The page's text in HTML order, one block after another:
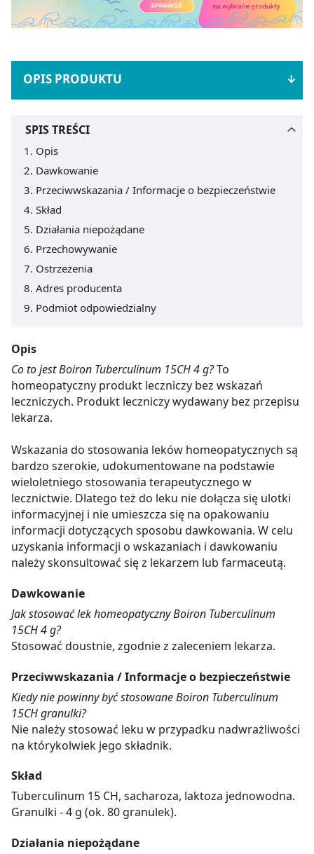
OPIS PRODUKTU
SPIS TREŚCI
Opis
Dawkowanie
Przeciwwskazania / Informacje o bezpieczeństwie
Skład
Działania niepożądane
Przechowywanie
Ostrzeżenia
Adres producenta
Podmiot odpowiedzialny
Opis
Co to jest Boiron Tuberculinum 15CH 4 g?To
homeopatyczny produkt leczniczy bez wskazań
leczniczych. Produkt leczniczy wydawany bez przepisu
lekarza.
Wskazania do stosowania leków homeopatycznych są
bardzo szerokie, udokumentowane na podstawie
wieloletniego stosowania terapeutycznego w
lecznictwie. Dlatego też do leku nie dołącza się ulotki
informacyjnej i nie umieszcza się na opakowaniu
informacji dotyczących sposobu dawkowania. W celu
uzyskania informacji o wskazaniach i dawkowaniu
należy skonsultować się z lekarzem lub farmaceutą.
Dawkowanie
Jak stosować lek homeopatyczny Boiron Tuberculinum
15CH 4 g?
Stosować doustnie, zgodnie z zaleceniem lekarza.
Przeciwwskazania / Informacje o bezpieczeństwie
Kiedy nie powinny być stosowane Boiron Tuberculinum
15CH granulki?
Nie należy stosować leku w przypadku nadwrażliwości
na którykolwiek jego składnik.
Skład
Tuberculinum 15 CH, sacharoza, laktoza jednowodna.
Granulki - 4 g (ok. 80 granulek).
Działania niepożądane